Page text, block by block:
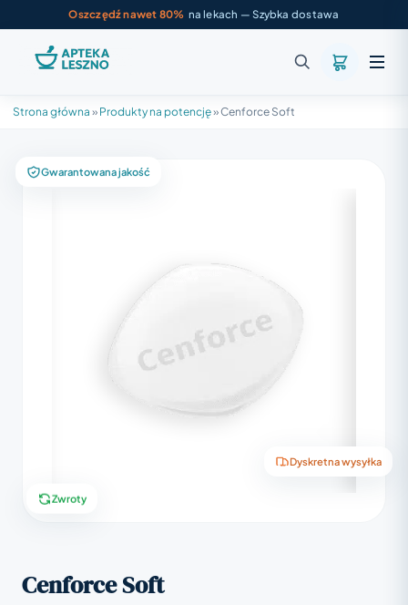
Oszczędź nawet 80% na lekach — Szybka dostawa
Strona główna » Produkty na potencję»Cenforce Soft
Gwarantowana jakość
Dyskretna wysyłka
Zwroty
Cenforce Soft